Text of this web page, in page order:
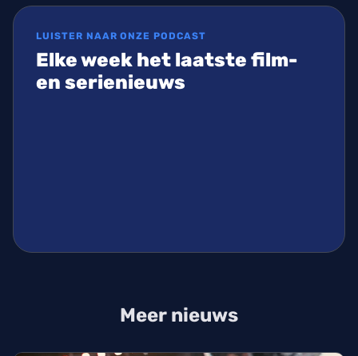
LUISTER NAAR ONZE PODCAST
Elke week het laatste film-
en serienieuws
Meer nieuws